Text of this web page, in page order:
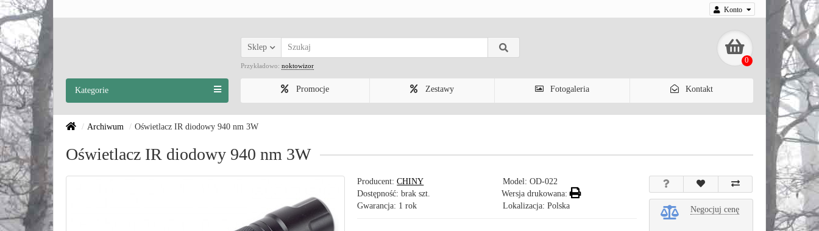
Konto
0
Sklep
Przykładowo: noktowizor
Promocje Zestawy Fotogaleria Kontakt
Kategorie
Archiwum Oświetlacz IR diodowy 940 nm 3W
Oświetlacz IR diodowy 940 nm 3W
Producent:CHINY Model:OD-022
Wersja drukowana:
Dostępność: brak szt.
Gwarancja: 1 rok
Lokalizacja: Polska Negocjuj cenę